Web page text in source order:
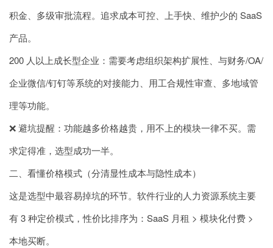
积金、多级审批流程。追求成本可控、上手快、维护少的 SaaS
产品。
200 人以上成长型企业：需要考虑组织架构扩展性、与财务/OA/
企业微信/钉钉等系统的对接能力、用工合规性审查、多地域管
理等功能。
❌ 避坑提醒：功能越多价格越贵，用不上的模块一律不买。需
求定得准，选型成功一半。
二、看懂价格模式（分清显性成本与隐性成本）
这是选型中最容易掉坑的环节。软件行业的人力资源系统主要
有 3 种定价模式，性价比排序为：SaaS 月租 > 模块化付费 >
本地买断。